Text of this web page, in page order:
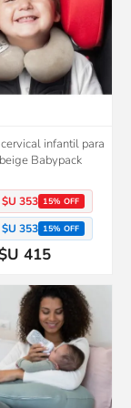
infantil para
Babypack
$U 353 15% OFF
$U 353 15% OFF
415